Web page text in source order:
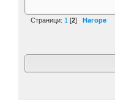
Страници: 1 [2] Нагоре